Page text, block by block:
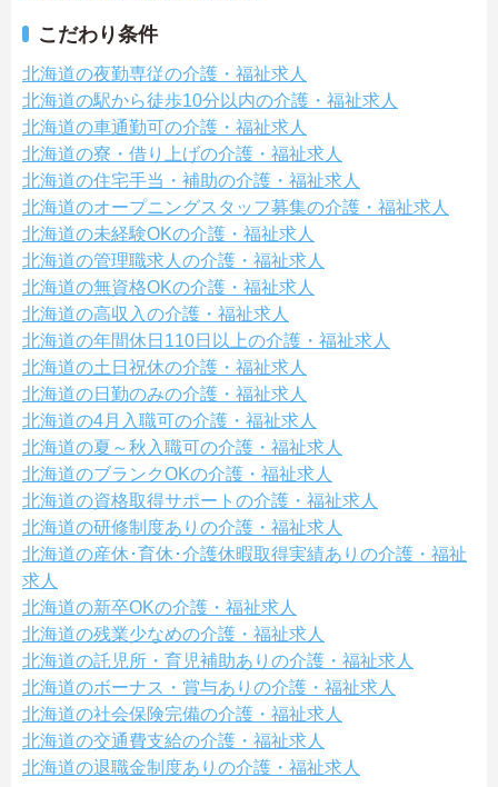
こだわり条件
北海道の夜勤専従の介護・福祉求人
北海道の駅から徒歩10分以内の介護・福祉求人
北海道の車通勤可の介護・福祉求人
北海道の寮・借り上げの介護・福祉求人
北海道の住宅手当・補助の介護・福祉求人
北海道のオープニングスタッフ募集の介護・福祉求人
北海道の未経験OKの介護・福祉求人
北海道の管理職求人の介護・福祉求人
北海道の無資格OKの介護・福祉求人
北海道の高収入の介護・福祉求人
北海道の年間休日110日以上の介護・福祉求人
北海道の土日祝休の介護・福祉求人
北海道の日勤のみの介護・福祉求人
北海道の4月入職可の介護・福祉求人
北海道の夏～秋入職可の介護・福祉求人
北海道のブランクOKの介護・福祉求人
北海道の資格取得サポートの介護・福祉求人
北海道の研修制度ありの介護・福祉求人
北海道の産休･育休･介護休暇取得実績ありの介護・福祉
求人
北海道の新卒OKの介護・福祉求人
北海道の残業少なめの介護・福祉求人
北海道の託児所・育児補助ありの介護・福祉求人
北海道のボーナス・賞与ありの介護・福祉求人
北海道の社会保険完備の介護・福祉求人
北海道の交通費支給の介護・福祉求人
北海道の退職金制度ありの介護・福祉求人